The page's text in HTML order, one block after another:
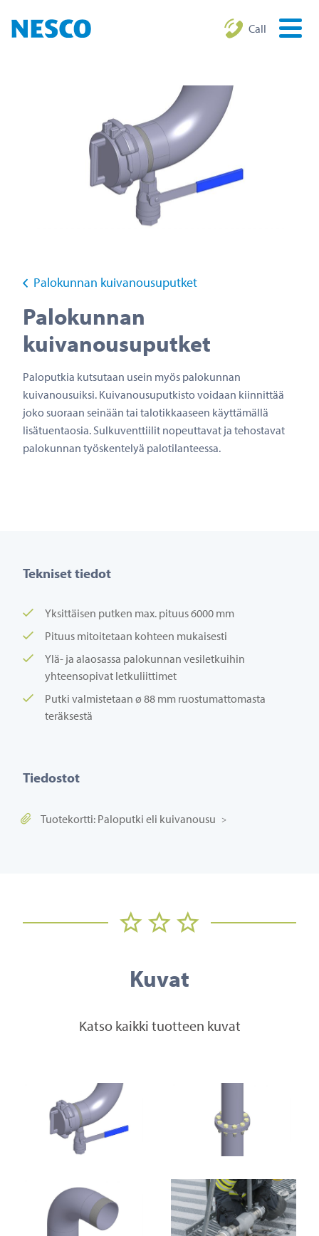
Call
Palokunnan kuivanousuputket
Palokunnan
kuivanousuputket
Paloputkia kutsutaan usein myös palokunnan
kuivanousuiksi. Kuivanousuputkisto voidaan kiinnittää
joko suoraan seinään tai talotikkaaseen käyttämällä
lisätuentaosia. Sulkuventtiilit nopeuttavat ja tehostavat
palokunnan työskentelyä palotilanteessa.
Tekniset tiedot
Yksittäisen putken max. pituus 6000 mm
Pituus mitoitetaan kohteen mukaisesti
Ylä- ja alaosassa palokunnan vesiletkuihin
yhteensopivat letkuliittimet
Putki valmistetaan ø 88 mm ruostumattomasta
teräksestä
Tiedostot
Tuotekortti: Paloputki eli kuivanousu
Kuvat
Katso kaikki tuotteen kuvat